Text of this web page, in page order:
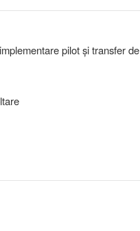
pilot și transfer de